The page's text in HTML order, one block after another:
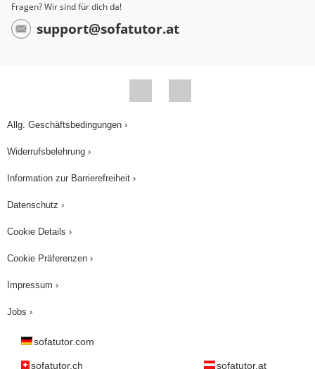
Fragen? Wir sind für dich da!
support@sofatutor.at
Allg. Geschäftsbedingungen ›
Widerrufsbelehrung ›
Information zur Barrierefreiheit ›
Datenschutz ›
Cookie Details ›
Cookie Präferenzen ›
Impressum ›
Jobs ›
sofatutor.com
sofatutor.ch sofatutor.at